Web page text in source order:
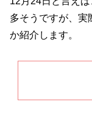
多そうですが、実
か紹介します。